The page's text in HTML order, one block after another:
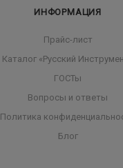
ИНФОРМАЦИЯ
Прайс-лист
Каталог «Русский
ГОСТы
Вопросы и ответы
Политика
Блог